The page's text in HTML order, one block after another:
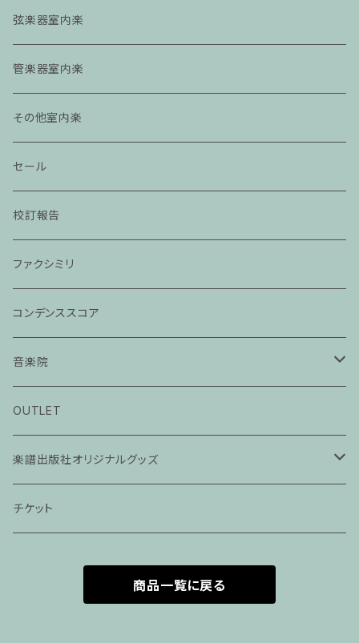
弦楽器室内楽
管楽器室内楽
その他室内楽
セール
校訂報告
ファクシミリ
コンデンススコア
音楽院
ピアノ科３０分レッスン
ピアノ科４５分レッスン
家族割プラン
家族割適用プラン2
声楽ピアノ４５分レッスン
OUTLET
楽譜出版社オリジナルグッズ
アパレル
チケット
商品一覧に戻る